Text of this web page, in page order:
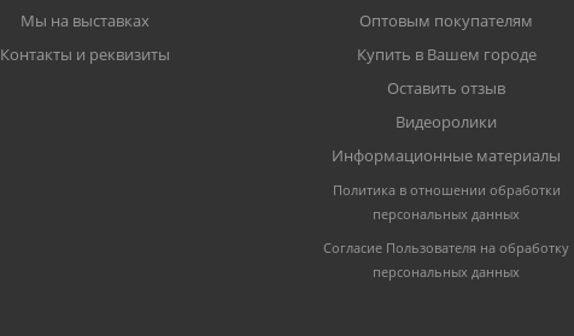
Мы на выставках
Контакты и реквизиты
Оптовым покупателям
Купить в Вашем городе
Оставить отзыв
Видеоролики
Информационные материалы
Политика в отношении обработки
персональных данных
Согласие Пользователя на обработку
персональных данных